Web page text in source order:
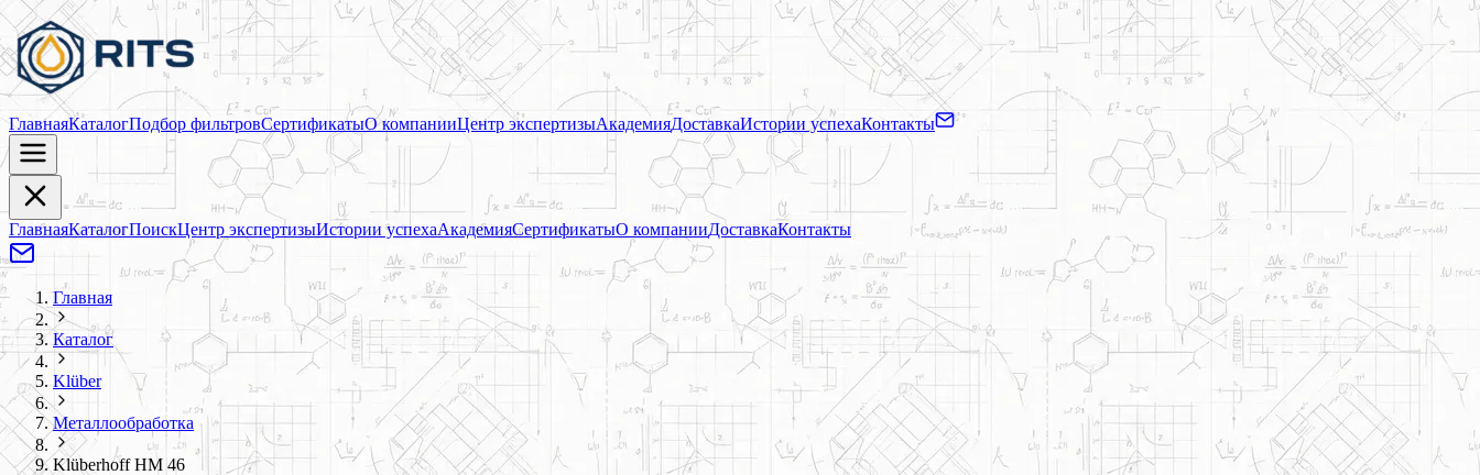
ГлавнаяКаталогПодбор фильтровСертификатыО компанииЦентр экспертизыАкадемияДоставкаИстории успехаКонтакты
ГлавнаяКаталогПоискЦентр экспертизыИстории успехаАкадемияСертификатыО компанииДоставкаКонтакты
Главная
Каталог
Klüber
Металлообработка
Klüberhoff HM 46